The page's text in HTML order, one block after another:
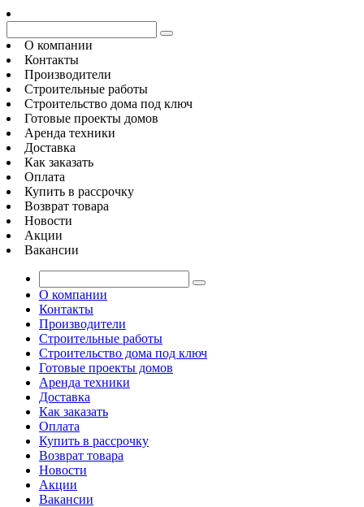
О компании
Контакты
Производители
Строительные работы
Строительство дома под ключ
Готовые проекты домов
Аренда техники
Доставка
Как заказать
Оплата
Купить в рассрочку
Возврат товара
Новости
Акции
Вакансии
О компании
Контакты
Производители
Строительные работы
Строительство дома под ключ
Готовые проекты домов
Аренда техники
Доставка
Как заказать
Оплата
Купить в рассрочку
Возврат товара
Новости
Акции
Вакансии